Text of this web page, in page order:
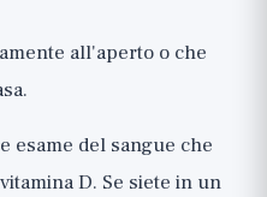
all'aperto o che
esame del sangue che
D. Se siete in un